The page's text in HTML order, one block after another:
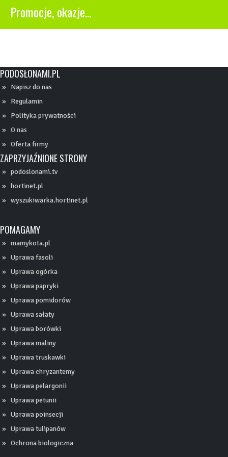
Promocje, okazje...
PODOSŁONAMI.PL
Napisz do nas
Regulamin
Polityka prywatności
O nas
Oferta firmy
ZAPRZYJAŹNIONE STRONY
podoslonami.tv
hortinet.pl
wyszukiwarka.hortinet.pl
POMAGAMY
mamykota.pl
Uprawa fasoli
Uprawa ogórka
Uprawa papryki
Uprawa pomidorów
Uprawa sałaty
Uprawa borówki
Uprawa maliny
Uprawa truskawki
Uprawa chryzantemy
Uprawa pelargonii
Uprawa petunii
Uprawa poinsecji
Uprawa tulipanów
Ochrona biologiczna